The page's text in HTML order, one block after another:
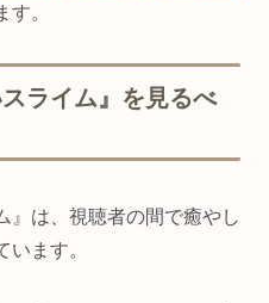
。
ライム』を見るべ
』は、視聴者の間で癒やし
ます。